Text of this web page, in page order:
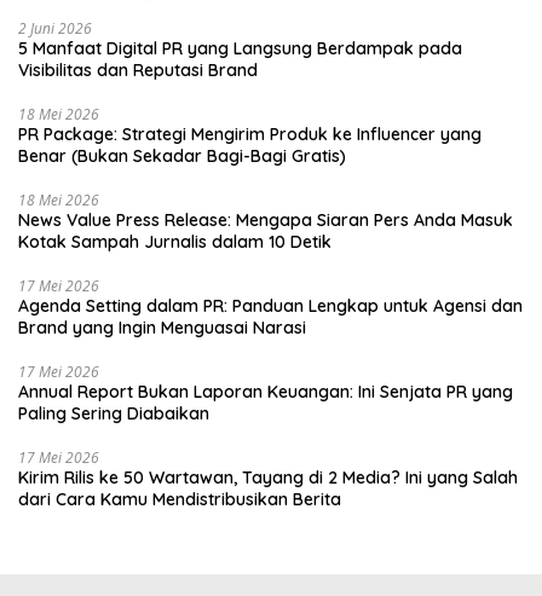
2 Juni 2026
5 Manfaat Digital PR yang Langsung Berdampak pada
Visibilitas dan Reputasi Brand
18 Mei 2026
PR Package: Strategi Mengirim Produk ke Influencer yang
Benar (Bukan Sekadar Bagi-Bagi Gratis)
18 Mei 2026
News Value Press Release: Mengapa Siaran Pers Anda Masuk
Kotak Sampah Jurnalis dalam 10 Detik
17 Mei 2026
Agenda Setting dalam PR: Panduan Lengkap untuk Agensi dan
Brand yang Ingin Menguasai Narasi
17 Mei 2026
Annual Report Bukan Laporan Keuangan: Ini Senjata PR yang
Paling Sering Diabaikan
17 Mei 2026
Kirim Rilis ke 50 Wartawan, Tayang di 2 Media? Ini yang Salah
dari Cara Kamu Mendistribusikan Berita